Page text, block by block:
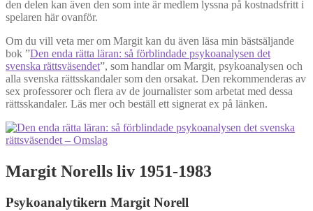
den delen kan även den som inte är medlem lyssna på kostnadsfritt i
spelaren här ovanför.
Om du vill veta mer om Margit kan du även läsa min bästsäljande
bok ”Den enda rätta läran: så förblindade psykoanalysen det
svenska rättsväsendet”, som handlar om Margit, psykoanalysen och
alla svenska rättsskandaler som den orsakat. Den rekommenderas av
sex professorer och flera av de journalister som arbetat med dessa
rättsskandaler. Läs mer och beställ ett signerat ex på länken.
Margit Norells liv 1951-1983
Psykoanalytikern Margit Norell